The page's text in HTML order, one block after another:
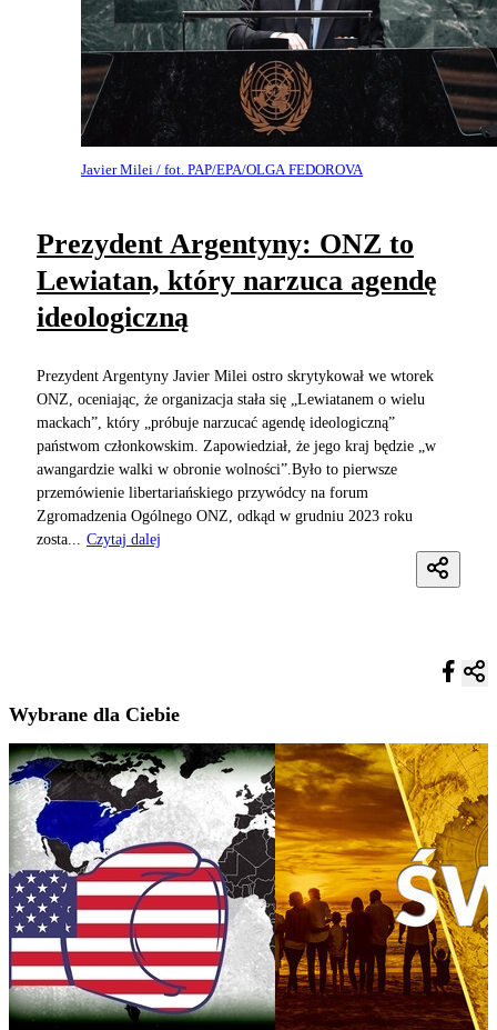
Javier Milei / fot. PAP/EPA/OLGA FEDOROVA
Prezydent Argentyny: ONZ to
Lewiatan, który narzuca agendę
ideologiczną
Prezydent Argentyny Javier Milei ostro skrytykował we wtorek
ONZ, oceniając, że organizacja stała się „Lewiatanem o wielu
mackach”, który „próbuje narzucać agendę ideologiczną”
państwom członkowskim. Zapowiedział, że jego kraj będzie „w
awangardzie walki w obronie wolności”.Było to pierwsze
przemówienie libertariańskiego przywódcy na forum
Zgromadzenia Ogólnego ONZ, odkąd w grudniu 2023 roku
zosta...
Czytaj dalej
Wybrane dla Ciebie